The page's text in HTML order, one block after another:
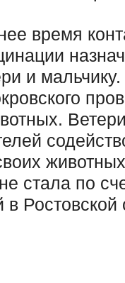
время
и
стала по
в